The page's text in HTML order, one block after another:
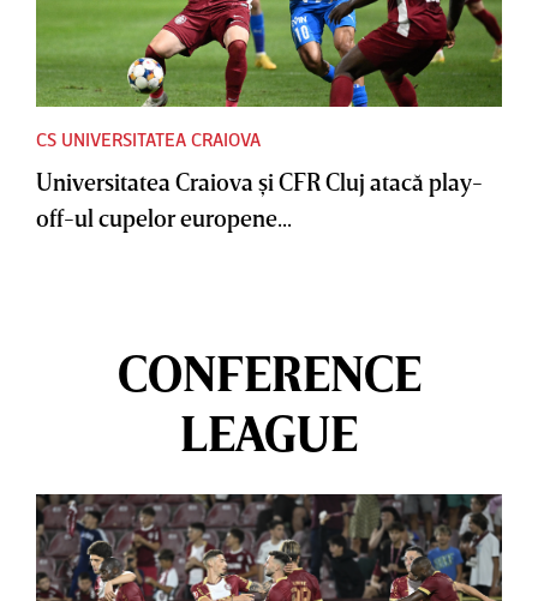
CS UNIVERSITATEA CRAIOVA
Universitatea Craiova şi CFR Cluj atacă play-
off-ul cupelor europene...
CONFERENCE
LEAGUE